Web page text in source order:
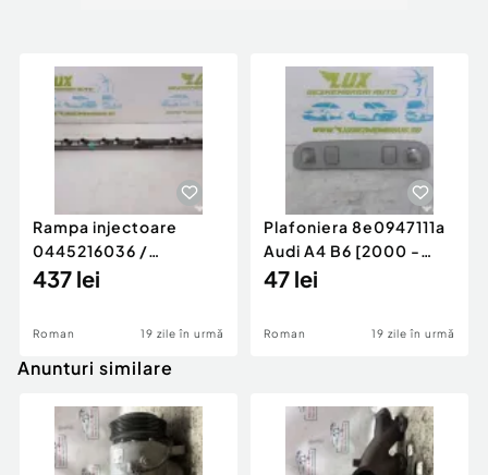
Rampa injectoare
0445216036 /
780542302 3.0 d 313
437 lei
Roman 19 zile în urmă
Plafoniera 8e0947111a
Audi A4 B6 [2000 -
2005]
47 lei
Roman 19 zile în urmă
Anunturi similare